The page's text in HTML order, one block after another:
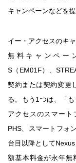
キャンペーンなどを提
イー・アクセスのキ
無料キャンペー
S（EM01F）、
契約または契約変更
る。もう1つは、「
アクセスのスマート
PHS、スマートフォ
台目以降として
額基本料金が永年無